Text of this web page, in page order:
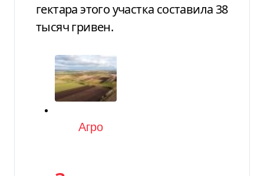
гектара этого участка составила 38
тысяч гривен.
Категория
Агро